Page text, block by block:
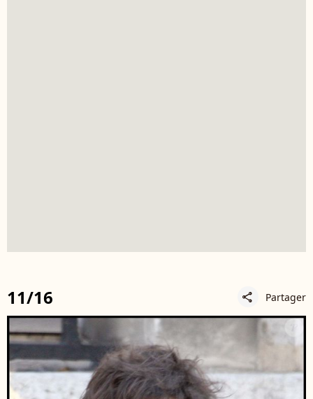
11/16 share Partager